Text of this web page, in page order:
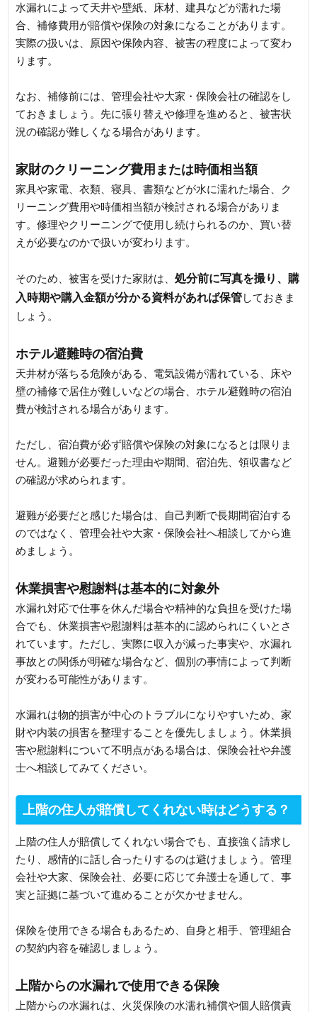
水漏れによって天井や壁紙、床材、建具などが濡れた場
合、補修費用が賠償や保険の対象になることがあります。
実際の扱いは、原因や保険内容、被害の程度によって変わ
ります。
なお、補修前には、管理会社や大家・保険会社の確認をし
ておきましょう。先に張り替えや修理を進めると、被害状
況の確認が難しくなる場合があります。
家財のクリーニング費用または時価相当額
家具や家電、衣類、寝具、書類などが水に濡れた場合、ク
リーニング費用や時価相当額が検討される場合がありま
す。修理やクリーニングで使用し続けられるのか、買い替
えが必要なのかで扱いが変わります。
そのため、被害を受けた家財は、処分前に写真を撮り、購
入時期や購入金額が分かる資料があれば保管しておきま
しょう。
ホテル避難時の宿泊費
天井材が落ちる危険がある、電気設備が濡れている、床や
壁の補修で居住が難しいなどの場合、ホテル避難時の宿泊
費が検討される場合があります。
ただし、宿泊費が必ず賠償や保険の対象になるとは限りま
せん。避難が必要だった理由や期間、宿泊先、領収書など
の確認が求められます。
避難が必要だと感じた場合は、自己判断で長期間宿泊する
のではなく、管理会社や大家・保険会社へ相談してから進
めましょう。
休業損害や慰謝料は基本的に対象外
水漏れ対応で仕事を休んだ場合や精神的な負担を受けた場
合でも、休業損害や慰謝料は基本的に認められにくいとさ
れています。ただし、実際に収入が減った事実や、水漏れ
事故との関係が明確な場合など、個別の事情によって判断
が変わる可能性があります。
水漏れは物的損害が中心のトラブルになりやすいため、家
財や内装の損害を整理することを優先しましょう。休業損
害や慰謝料について不明点がある場合は、保険会社や弁護
士へ相談してみてください。
上階の住人が賠償してくれない時はどうする？
上階の住人が賠償してくれない場合でも、直接強く請求し
たり、感情的に話し合ったりするのは避けましょう。管理
会社や大家、保険会社、必要に応じて弁護士を通して、事
実と証拠に基づいて進めることが欠かせません。
保険を使用できる場合もあるため、自身と相手、管理組合
の契約内容を確認しましょう。
上階からの水漏れで使用できる保険
上階からの水漏れは、火災保険の水濡れ補償や個人賠償責